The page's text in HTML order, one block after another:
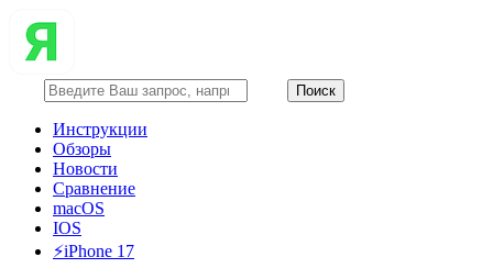
Инструкции
Обзоры
Новости
Сравнение
macOS
IOS
⚡️iPhone 17